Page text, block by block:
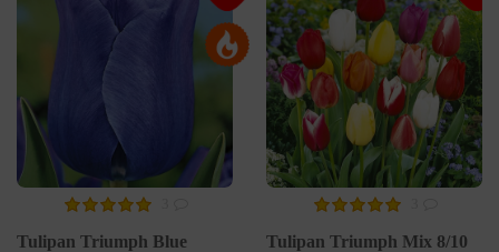
Tulipan Triumph Blue
Tulipan Triumph Mix 8/10